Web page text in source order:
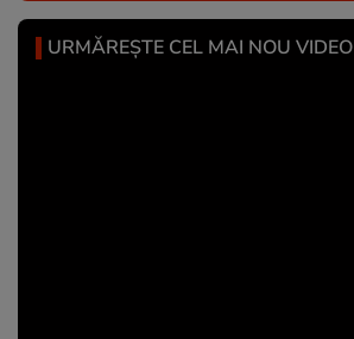
URMĂREȘTE CEL MAI NOU VIDEO